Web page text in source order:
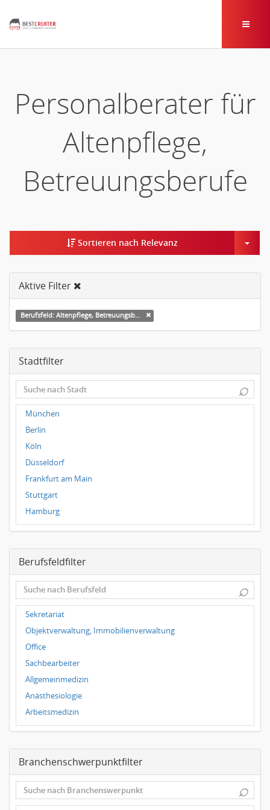
Personalberater für
Altenpflege,
Betreuungsberufe
Sortieren nach Relevanz
Aktive Filter
Berufsfeld: Altenpflege, Betreuungsberufe
Stadtfilter
⌕
München
Berlin
Köln
Düsseldorf
Frankfurt am Main
Stuttgart
Hamburg
Frankfurt
Magdeburg
Leipzig
Dortmund
Wuppertal
Hallbergmoos
Würzburg
Grünwald
Ulm
Bielefeld
Hannover
Duisburg
Berufsfeldfilter
⌕
Sekretariat
Objektverwaltung, Immobilienverwaltung
Office
Sachbearbeiter
Allgemeinmedizin
Anästhesiologie
Arbeitsmedizin
Augenheilkunde
Frauenheilkunde, Geburtshilfe
Hals-Nasen-Ohrenheilkunde
Hautkrankheiten, Geschlechtskrankheiten
Branchenschwerpunktfilter
⌕